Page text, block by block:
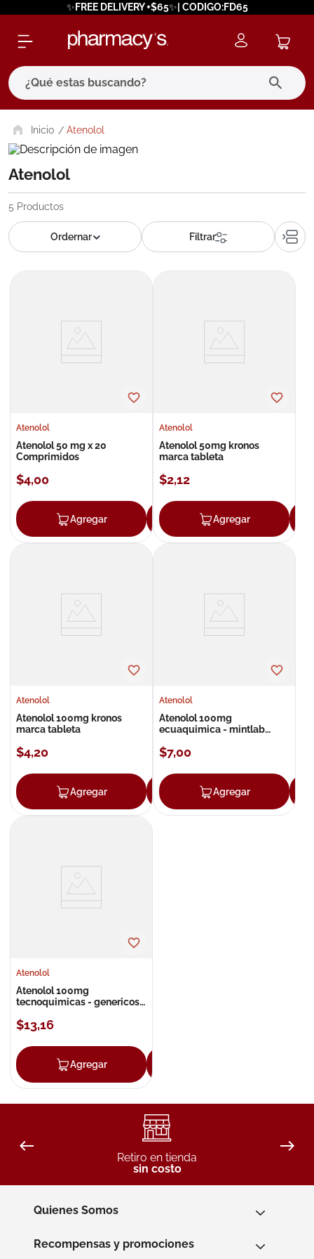
✨FREE DELIVERY +$65✨| CODIGO:FD65
¿Qué estas buscando?
Atenolol
Atenolol
5 Productos
Atenolol
Atenolol 50 mg x 20
Comprimidos
$4,00
Agregar Agregar
Atenolol
Atenolol 50mg kronos
marca tableta
$2,12
Agregar
Atenolol
Atenolol 100mg kronos
marca tableta
$4,20
Agregar Agregar
Atenolol
Atenolol 100mg
ecuaquimica - mintlab
$7,00
Agregar
Atenolol
Atenolol 100mg
tecnoquimicas - genericos
$13,16
Agregar
Retiro en tienda
sin costo
Quienes Somos
Recompensas y promociones
términos más buscados
1. eucerin
2 . protector solar
3. bioderma
5. cerave
roche posay
megacistin